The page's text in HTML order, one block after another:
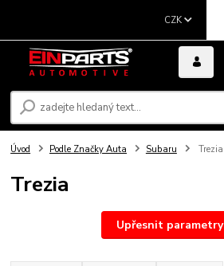
CZK
Úvod Podle Značky Auta Subaru Trezia
Trezia
Upřesnit parametry